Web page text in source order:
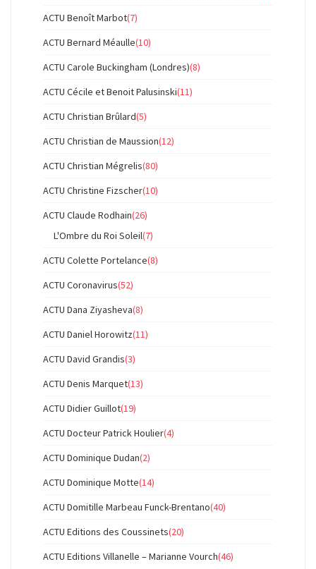
ACTU Benoît Marbot(7)
ACTU Bernard Méaulle(10)
ACTU Carole Buckingham (Londres)(8)
ACTU Cécile et Benoit Palusinski(11)
ACTU Christian Brûlard(5)
ACTU Christian de Maussion(12)
ACTU Christian Mégrelis(80)
ACTU Christine Fizscher(10)
ACTU Claude Rodhain(26)
L'Ombre du Roi Soleil(7)
ACTU Colette Portelance(8)
ACTU Coronavirus(52)
ACTU Dana Ziyasheva(8)
ACTU Daniel Horowitz(11)
ACTU David Grandis(3)
ACTU Denis Marquet(13)
ACTU Didier Guillot(19)
ACTU Docteur Patrick Houlier(4)
ACTU Dominique Dudan(2)
ACTU Dominique Motte(14)
ACTU Domitille Marbeau Funck-Brentano(40)
ACTU Editions des Coussinets(20)
ACTU Editions Villanelle – Marianne Vourch(46)